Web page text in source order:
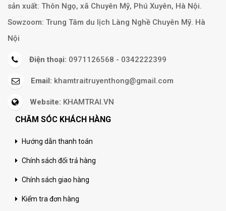
sản xuất: Thôn Ngọ, xã Chuyên Mỹ, Phú Xuyên, Hà Nội.
Sowzoom: Trung Tâm du lịch Làng Nghề Chuyên Mỹ. Hà
Nội
Điện thoại: 0971126568 - 0342222399
Email: khamtraitruyenthong@gmail.com
Website: KHAMTRAI.VN
CHĂM SÓC KHÁCH HÀNG
Hướng dẫn thanh toán
Chính sách đổi trả hàng
Chính sách giao hàng
Kiểm tra đơn hàng